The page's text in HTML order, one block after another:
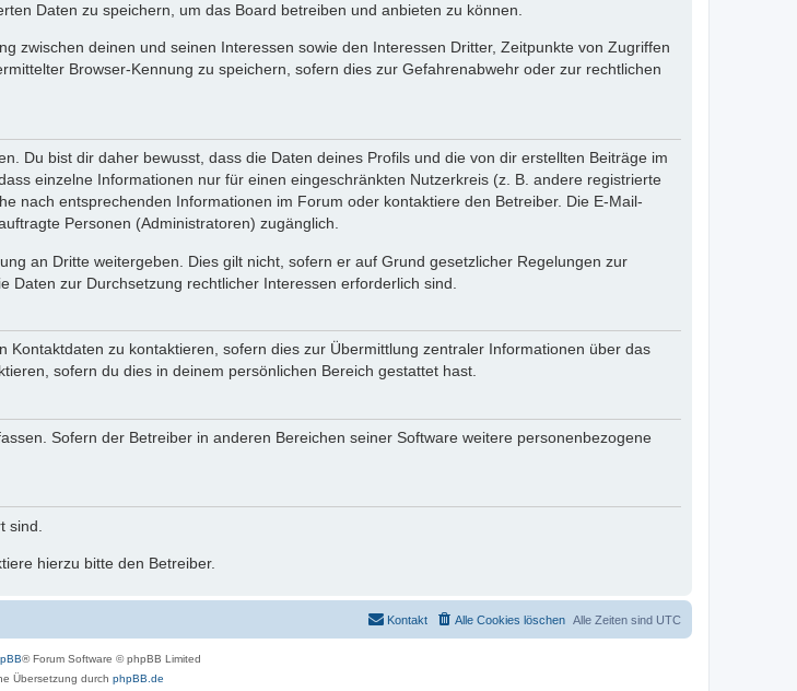
Daten zu speichern, um das Board betreiben und anbieten zu können.
zwischen deinen und seinen Interessen sowie den Interessen Dritter, Zeitpunkte von Zugriffen
Browser-Kennung zu speichern, sofern dies zur Gefahrenabwehr oder zur rechtlichen
Du bist dir daher bewusst, dass die Daten deines Profils und die von dir erstellten Beiträge im
einzelne Informationen nur für einen eingeschränkten Nutzerkreis (z. B. andere registrierte
nach entsprechenden Informationen im Forum oder kontaktiere den Betreiber. Die E-Mail-
Personen (Administratoren) zugänglich.
an Dritte weitergeben. Dies gilt nicht, sofern er auf Grund gesetzlicher Regelungen zur
zur Durchsetzung rechtlicher Interessen erforderlich sind.
zu kontaktieren, sofern dies zur Übermittlung zentraler Informationen über das
sofern du dies in deinem persönlichen Bereich gestattet hast.
Sofern der Betreiber in anderen Bereichen seiner Software weitere personenbezogene
sind.
hierzu bitte den Betreiber.
Alle Zeiten sind UTC
Alle Cookies löschen
Kontakt
® Forum Software © phpBB Limited
Übersetzung durch phpBB.de